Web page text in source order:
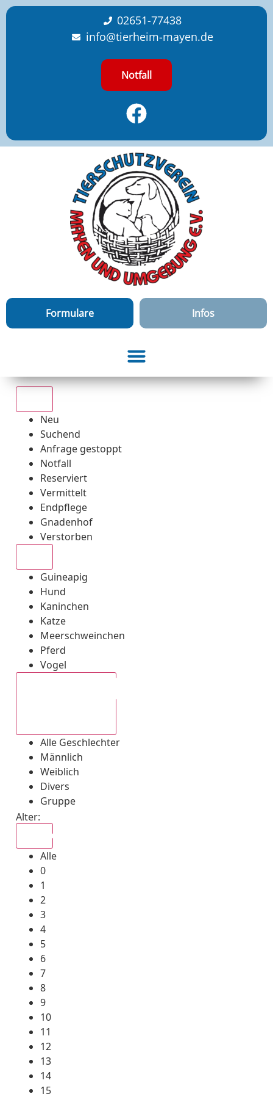
content
02651-77438
info@tierheim-mayen.de
Notfall
Formulare Infos
Neu
Suchend
Anfrage gestoppt
Notfall
Reserviert
Vermittelt
Endpflege
Gnadenhof
Verstorben
Guineapig
Hund
Kaninchen
Katze
Meerschweinchen
Pferd
Vogel
Alle Geschlechter
Männlich
Weiblich
Divers
Gruppe
Alter:
Alle
0
1
2
3
4
5
6
7
8
9
10
11
12
13
14
15